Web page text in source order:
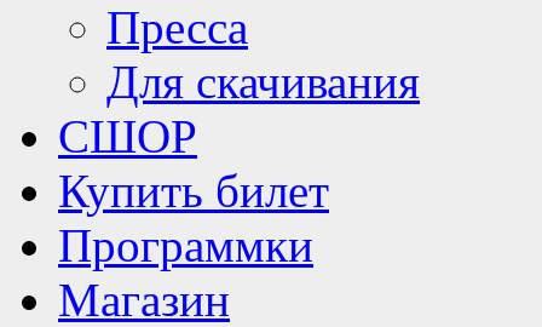
Пресса
Для скачивания
СШОР
Купить билет
Программки
Магазин